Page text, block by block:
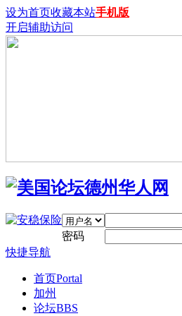
设为首页收藏本站手机版
开启辅助访问
密码
快捷导航
首页Portal
加州
论坛BBS